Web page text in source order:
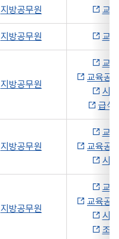
지방공무원 교
지방공무원 교
지방공무원
교
교육공
시
급식
지방공무원
교
교육공
시
지방공무원
교
교육공
시
조